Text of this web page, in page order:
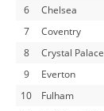
6
Chelsea
7
Coventry
8
Crystal Palace
9
Everton
10
Fulham